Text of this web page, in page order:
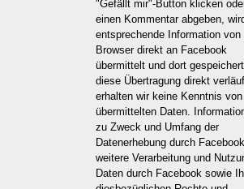
"Gefällt mir"-Button klicken
einen Kommentar abgeben,
entsprechende Information von
Browser direkt an Facebook
übermittelt und dort
diese Übertragung direkt
erhalten wir keine Kenntnis
übermittelten Daten.
zu Zweck und Umfang der
Datenerhebung durch
weitere Verarbeitung und
Daten durch Facebook sowie